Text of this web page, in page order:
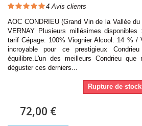
4 Avis clients
AOC CONDRIEU (Grand Vin de la Vallée
VERNAY Plusieurs millésimes
tarif Cépage: 100% Viognier Alcool: 14 % /
incroyable pour ce prestigieux
équilibre.L'un des meilleurs Condrieu
déguster ces derniers...
Rupture de stock
72,00 €